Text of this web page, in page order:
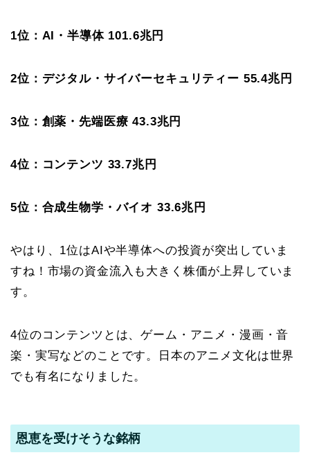
1位：AI・半導体 101.6兆円
2位：デジタル・サイバーセキュリティー 55.4兆円
3位：創薬・先端医療 43.3兆円
4位：コンテンツ 33.7兆円
5位：合成生物学・バイオ 33.6兆円
やはり、1位はAIや半導体への投資が突出していま
すね！市場の資金流入も大きく株価が上昇していま
す。
4位のコンテンツとは、ゲーム・アニメ・漫画・音
楽・実写などのことです。日本のアニメ文化は世界
でも有名になりました。
恩恵を受けそうな銘柄